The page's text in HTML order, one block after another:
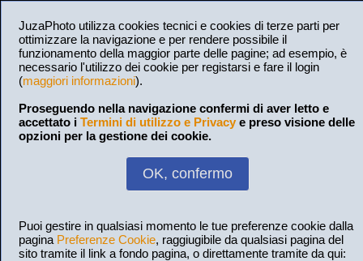
JuzaPhoto utilizza cookies tecnici e cookies di terze parti per
ottimizzare la navigazione e per rendere possibile il
funzionamento della maggior parte delle pagine; ad esempio, è
necessario l'utilizzo dei cookie per registarsi e fare il login
(maggiori informazioni).
Proseguendo nella navigazione confermi di aver letto e
accettato i Termini di utilizzo e Privacy e preso visione delle
opzioni per la gestione dei cookie.
OK, confermo
Puoi gestire in qualsiasi momento le tue preferenze cookie dalla
pagina Preferenze Cookie, raggiugibile da qualsiasi pagina del
sito tramite il link a fondo pagina, o direttamente tramite da qui: